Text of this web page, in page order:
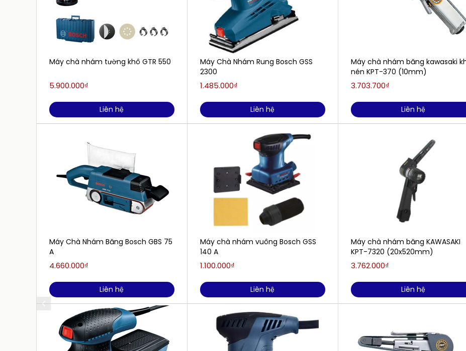
Máy chà nhám tường khô GTR 550
5.900.000₫
Liên hệ
Máy Chà Nhám Băng Bosch GBS 75
A
4.660.000₫
Liên hệ
Máy Chà Nhám Rung Bosch GSS
2300
1.485.000₫
Liên hệ
Máy chà nhám vuông Bosch GSS
140 A
1.100.000₫
Liên hệ
Máy chà nhám băng kawasaki
nén KPT-370 (10mm)
3.703.700₫
Liên hệ
Máy chà nhám băng KAWASAKI
KPT-7320 (20x520mm)
3.762.000₫
Liên hệ